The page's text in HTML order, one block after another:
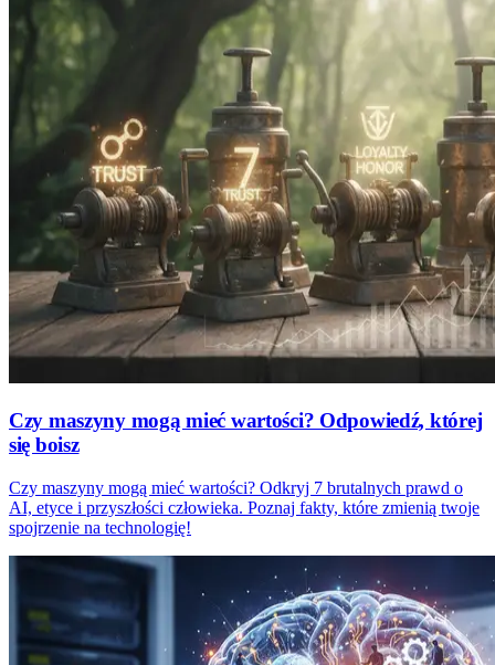
Czy maszyny mogą mieć wartości? Odpowiedź, której
się boisz
Czy maszyny mogą mieć wartości? Odkryj 7 brutalnych prawd o
AI, etyce i przyszłości człowieka. Poznaj fakty, które zmienią twoje
spojrzenie na technologię!